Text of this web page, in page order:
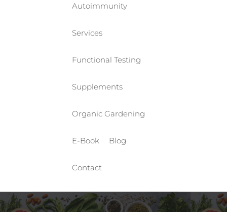
Autoimmunity
Services
Functional Testing
Supplements
Organic Gardening
E-Book Blog
Contact